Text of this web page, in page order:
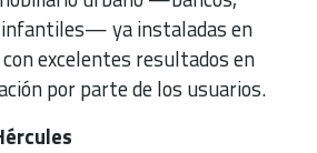
infantiles— ya instaladas en
excelentes resultados en
por parte de los usuarios.